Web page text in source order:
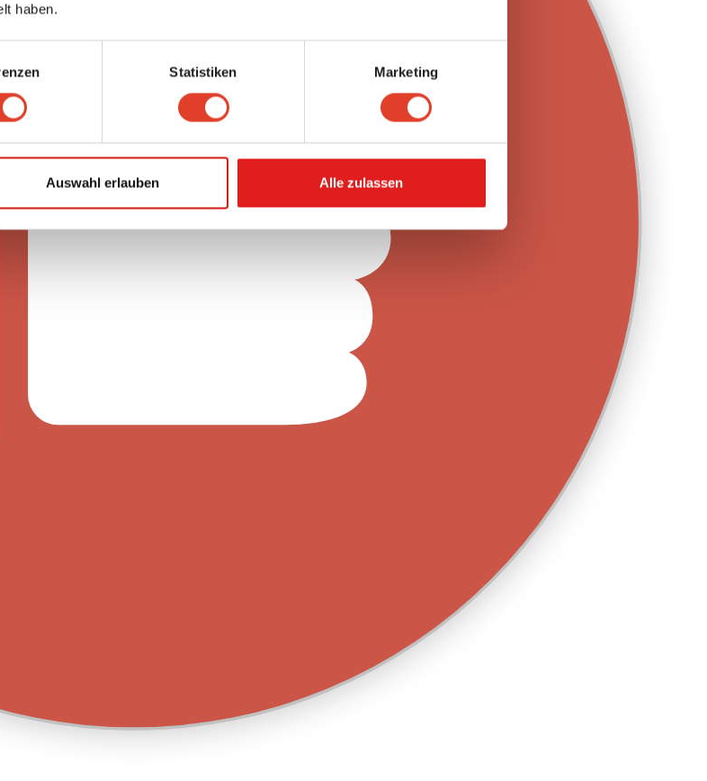
haben.
Statistiken Marketing
Auswahl erlauben Alle zulassen